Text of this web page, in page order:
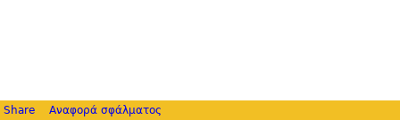
Share Αναφορά σφάλματος